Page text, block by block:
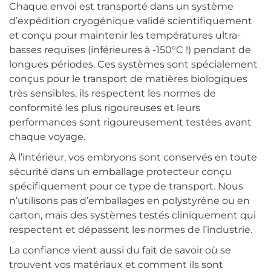
Chaque envoi est transporté dans un système
d’expédition cryogénique validé scientifiquement
et conçu pour maintenir les températures ultra-
basses requises (inférieures à -150°C !) pendant de
longues périodes. Ces systèmes sont spécialement
conçus pour le transport de matières biologiques
très sensibles, ils respectent les normes de
conformité les plus rigoureuses et leurs
performances sont rigoureusement testées avant
chaque voyage.
À l’intérieur, vos embryons sont conservés en toute
sécurité dans un emballage protecteur conçu
spécifiquement pour ce type de transport. Nous
n’utilisons pas d’emballages en polystyrène ou en
carton, mais des systèmes testés cliniquement qui
respectent et dépassent les normes de l’industrie.
La confiance vient aussi du fait de savoir où se
trouvent vos matériaux et comment ils sont